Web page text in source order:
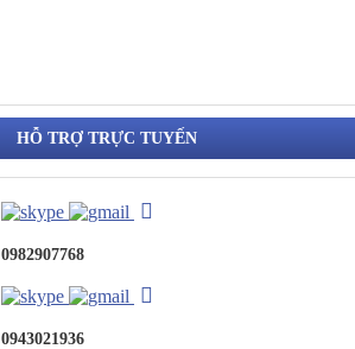
HỖ TRỢ TRỰC TUYẾN
0982907768
0943021936